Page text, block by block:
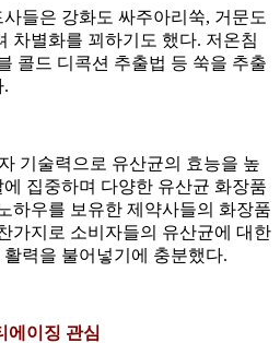
들은 강화도 싸주아리쑥, 거문도
차별화를 꾀하기도 했다. 저온침
콜드 디콕션 추출법 등 쑥을 추출
.
기술력으로 유산균의 효능을 높
집중하며 다양한 유산균 화장품
하우를 보유한 제약사들의 화장품
가지로 소비자들의 유산균에 대한
력을 불어넣기에 충분했다.
에이징 관심